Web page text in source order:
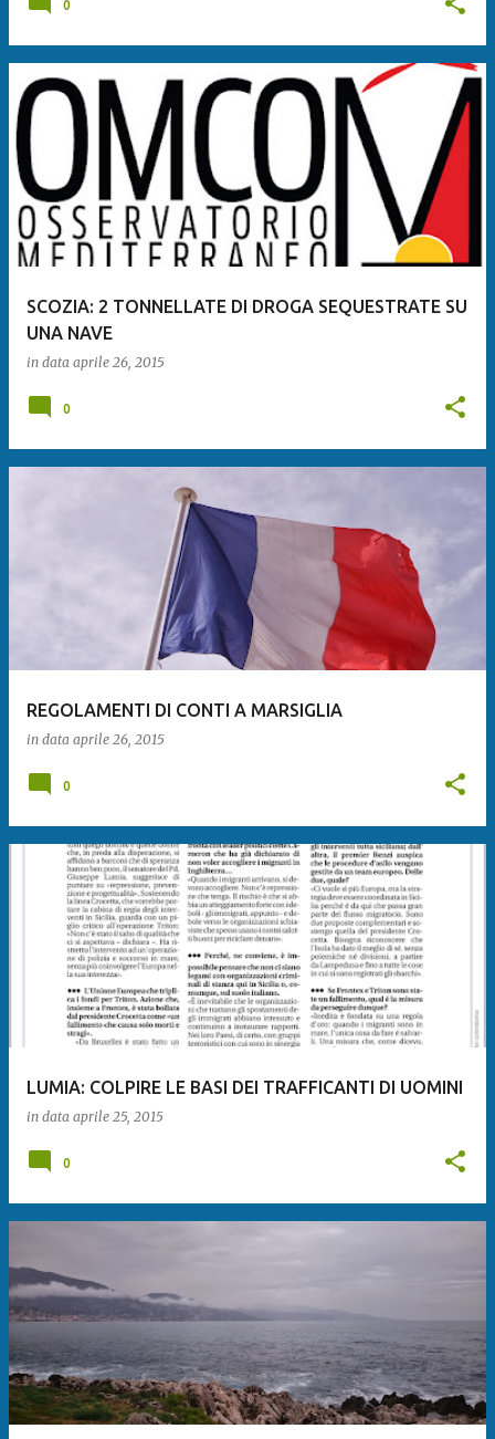
0
SCOZIA: 2 TONNELLATE DI DROGA SEQUESTRATE SU
UNA NAVE
in data aprile 26, 2015
0
REGOLAMENTI DI CONTI A MARSIGLIA
in data aprile 26, 2015
0
LUMIA: COLPIRE LE BASI DEI TRAFFICANTI DI UOMINI
in data aprile 25, 2015
0